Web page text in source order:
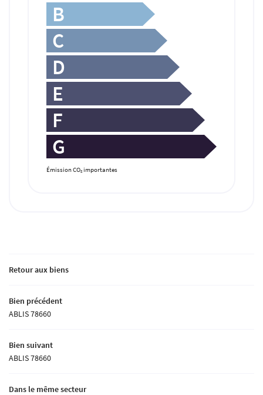
B
C
D
E
F
G
Émission CO2 importantes
Retour aux biens
Bien précédent
ABLIS 78660
Bien suivant
ABLIS 78660
Dans le même secteur